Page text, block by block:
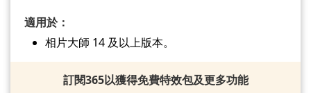
適用於：
相片大師 14 及以上版本。
訂閱365以獲得免費特效包及更多功能